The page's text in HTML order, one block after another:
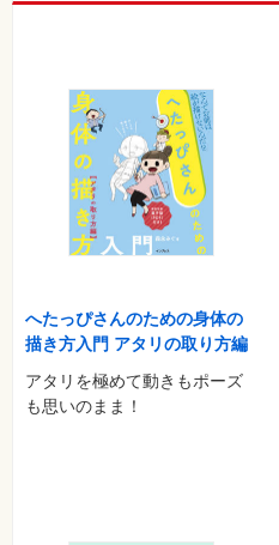
へたっぴさんのための身体の
描き方入門 アタリの取り方編
アタリを極めて動きもポーズ
も思いのまま！